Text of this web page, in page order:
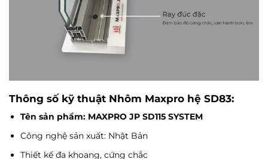
Thông số kỹ thuật Nhôm Maxpro hệ SD83:
Tên sản phẩm: MAXPRO JP SD115 SYSTEM
Công nghệ sản xuất: Nhật Bản
Thiết kế đa khoang, cứng chắc